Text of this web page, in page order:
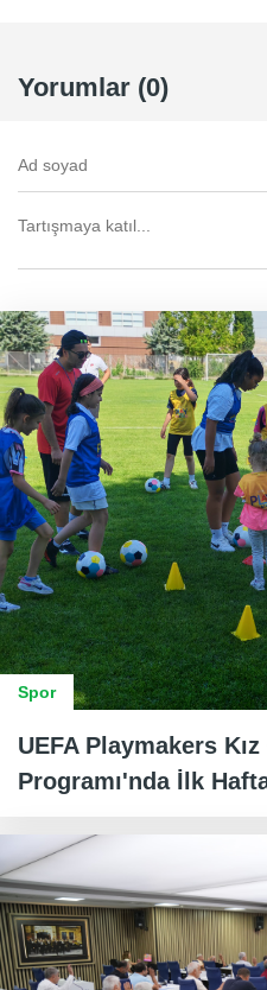
Yorumlar (0)
Spor
UEFA Playmakers
Programı'nda İlk